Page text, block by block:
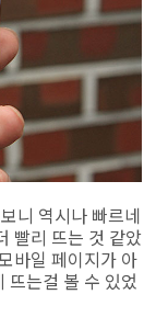
니 역시나 빠르네
빨리 뜨는 것 같았
바일 페이지가 아
뜨는걸 볼 수 있었